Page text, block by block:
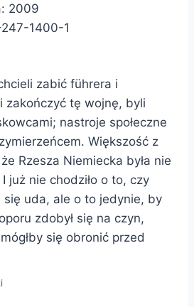
2009
1400-1
zabić führera i
zakończyć tę wojnę, byli
nastroje społeczne
Większość z
Rzesza Niemiecka była nie
już nie chodziło o to, czy
się uda, ale o to jedynie, by
zdobył się na czyn,
się obronić przed